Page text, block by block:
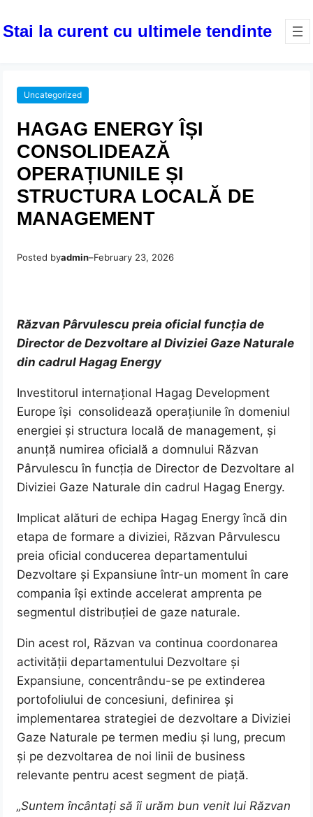
Stai la curent cu ultimele tendinte
Uncategorized
HAGAG ENERGY ÎȘI
CONSOLIDEAZĂ
OPERAȚIUNILE ȘI
STRUCTURA LOCALĂ DE
MANAGEMENT
Posted byadmin–February 23, 2026
Răzvan Pârvulescu preia oficial funcția de
Director de Dezvoltare al Diviziei Gaze Naturale
din cadrul Hagag Energy
Investitorul internațional Hagag Development
Europe își consolidează operațiunile în domeniul
energiei și structura locală de management, și
anunță numirea oficială a domnului Răzvan
Pârvulescu în funcția de Director de Dezvoltare al
Diviziei Gaze Naturale din cadrul Hagag Energy.
Implicat alături de echipa Hagag Energy încă din
etapa de formare a diviziei, Răzvan Pârvulescu
preia oficial conducerea departamentului
Dezvoltare și Expansiune într-un moment în care
compania își extinde accelerat amprenta pe
segmentul distribuției de gaze naturale.
Din acest rol, Răzvan va continua coordonarea
activității departamentului Dezvoltare și
Expansiune, concentrându-se pe extinderea
portofoliului de concesiuni, definirea și
implementarea strategiei de dezvoltare a Diviziei
Gaze Naturale pe termen mediu și lung, precum
și pe dezvoltarea de noi linii de business
relevante pentru acest segment de piață.
„Suntem încântați să îi urăm bun venit lui Răzvan